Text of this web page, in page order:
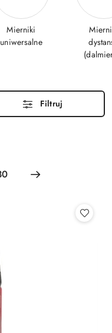
Mierniki
uniwersalne
Filtruj